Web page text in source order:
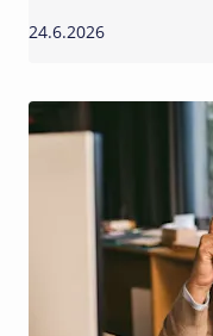
24.6.2026